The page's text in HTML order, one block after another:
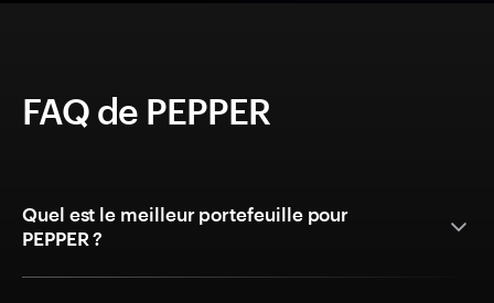
FAQ de PEPPER
Quel est le meilleur portefeuille pour
PEPPER ?